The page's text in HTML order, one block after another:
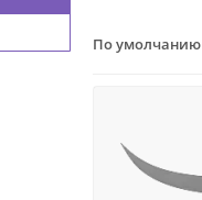
По умолчанию